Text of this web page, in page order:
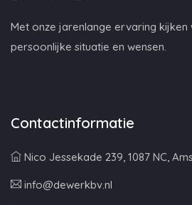
Met onze jarenlange ervaring kijken
persoonlijke situatie en wensen.
Contactinformatie
Nico Jessekade 239, 1087 NC,
info@dewerkbv.nl